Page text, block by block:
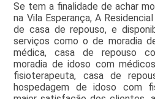
Se tem a finalidade de achar
na Vila Esperança, A
de casa de repouso, e
serviços como o de moradia
médica, casa de repouso
moradia de idoso com
fisioterapeuta, casa de
hospedagem de idoso com